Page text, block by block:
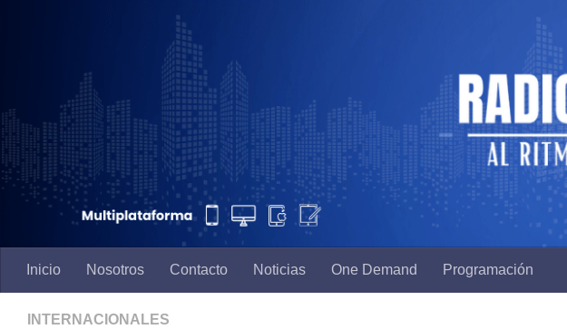
Inicio Nosotros Contacto Noticias One Demand Programación
INTERNACIONALES